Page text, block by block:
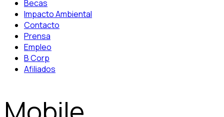
Becas
Impacto Ambiental
Contacto
Prensa
Empleo
B Corp
Afiliados